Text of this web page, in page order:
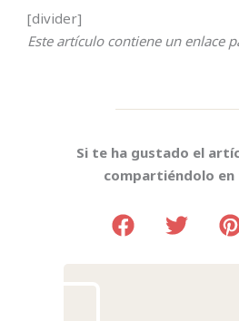
[divider]
Este artículo contiene un enlace
Si te ha gustado el
compartiéndolo en